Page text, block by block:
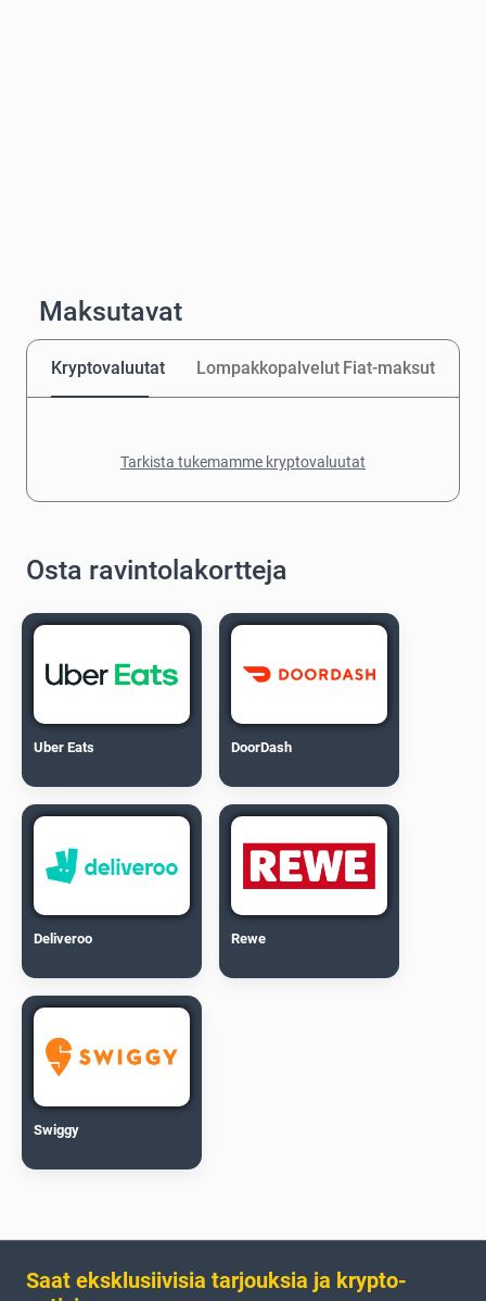
Maksutavat
Kryptovaluutat Lompakkopalvelut Fiat-maksut
Tarkista tukemamme kryptovaluutat
Osta ravintolakortteja
Uber Eats DoorDash
Deliveroo Rewe
Swiggy
Saat eksklusiivisia tarjouksia ja krypto-